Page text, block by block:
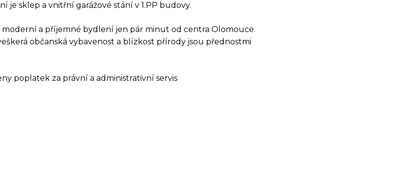
je sklep a vnitřní garážové stání v 1.PP budovy.
moderní a příjemné bydlení jen pár minut od centra Olomouce.
občanská vybavenost a blízkost přírody jsou přednostmi
poplatek za právní a administrativní servis
TÉTO NEMOVITOSTI